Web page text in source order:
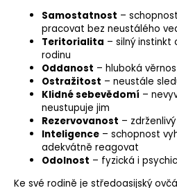
Samostatnost –
pracovat bez neustálého
Teritorialita – silný instinkt
rodinu
Oddanost – hluboká
Ostražitost – neustále
Klidné sebevědomí –
neustupuje jim
Rezervovanost –
Inteligence – schopnost
adekvátně reagovat
Odolnost – fyzická i
Ke své rodině je středoasijský